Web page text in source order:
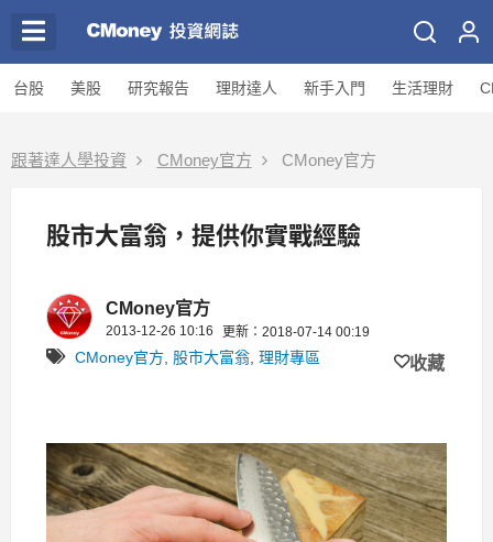
台股 美股 研究報告 理財達人 新手入門 生活理財
跟著達人學投資 CMoney官方 CMoney官方
股市大富翁，提供你實戰經驗
CMoney官方
2013-12-26 10:16 更新：2018-07-14 00:19
CMoney官方 股市大富翁 理財專區 收藏